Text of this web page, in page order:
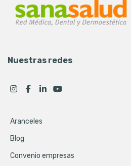
Nuestras redes
Aranceles
Blog
Convenio empresas